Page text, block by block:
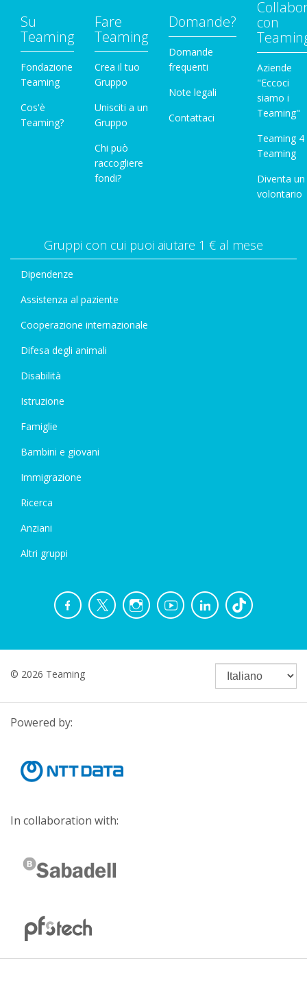
Su
Teaming
Fondazione
Teaming
Cos'è
Teaming?
Fare
Teaming
Crea il tuo
Gruppo
Unisciti a un
Gruppo
Chi può
raccogliere
fondi?
Domande?
Domande
frequenti
Note legali
Contattaci
con
Aziende
"Eccoci
siamo i
Teaming"
Teaming 4
Teaming
Diventa un
volontario
Gruppi con cui puoi aiutare 1 € al mese
Dipendenze
Assistenza al paziente
Cooperazione internazionale
Difesa degli animali
Disabilità
Istruzione
Famiglie
Bambini e giovani
Immigrazione
Ricerca
Anziani
Altri gruppi
© 2026 Teaming
Powered by:
In collaboration with: